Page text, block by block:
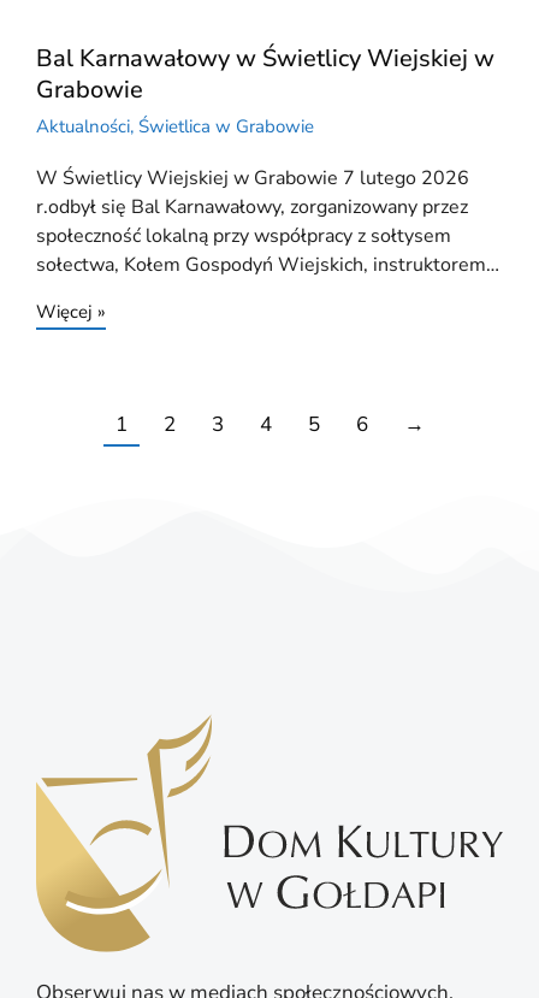
Bal Karnawałowy w Świetlicy Wiejskiej w
Grabowie
Aktualności, Świetlica w Grabowie
W Świetlicy Wiejskiej w Grabowie 7 lutego 2026
r.odbył się Bal Karnawałowy, zorganizowany przez
społeczność lokalną przy współpracy z sołtysem
sołectwa, Kołem Gospodyń Wiejskich, instruktorem…
Więcej »
1 2 3 4 5 6 →